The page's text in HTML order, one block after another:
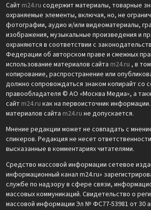
Сайт m24.ru содержит материалы, товарные
охраняемые элементы, включая, но, не
фотографии, аудио и/или видеоматериалы,
изображения, музыкальные произведения и
охраняются в соответствии с
Федерации об авторском праве и смежных
использование материалов сайта m24.ru , в
копирование, распространение или
должно сопровождаться знаком копирайт со
правообладателя © АО «Москва Медиа», а
сайт m24.ru как на первоисточник
материалов сайта m24.ru не допускается.
Мнение редакции может не совпадать с
спикеров. Редакция не несет
высказанные в комментариях читателями.
Средство массовой информации сетевое
информационный канал m24.ru»
службе по надзору в сфере связи,
массовых коммуникаций. Свидетельство о
массовой информации Эл № ФС77-53981 от 30